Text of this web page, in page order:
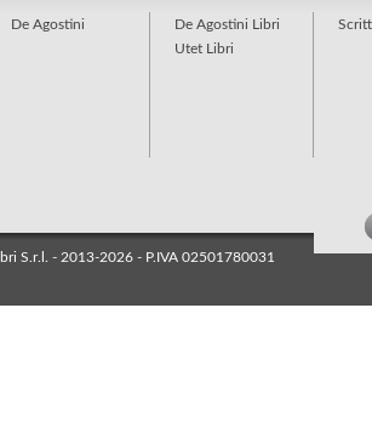
De Agostini
De Agostini Libri
Utet Libri
S.r.l. - 2013-2026 - P.IVA 02501780031